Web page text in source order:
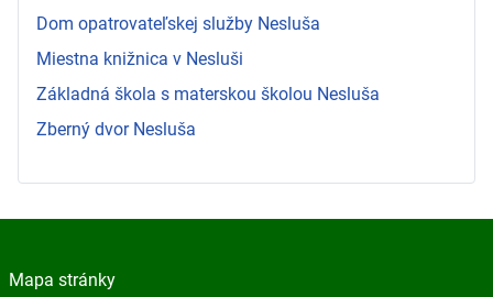
Dom opatrovateľskej služby Nesluša
Miestna knižnica v Nesluši
Základná škola s materskou školou Nesluša
Zberný dvor Nesluša
Mapa stránky